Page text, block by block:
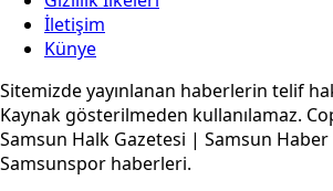
İletişim
Künye
Sitemizde yayınlanan haberlerin telif
Kaynak gösterilmeden kullanılamaz.
Samsun Halk Gazetesi | Samsun
Samsunspor haberleri.